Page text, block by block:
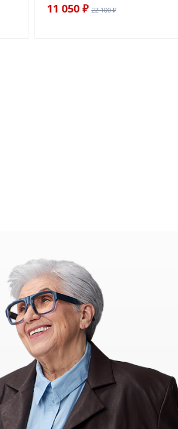
11 050 ₽ 22 100 ₽